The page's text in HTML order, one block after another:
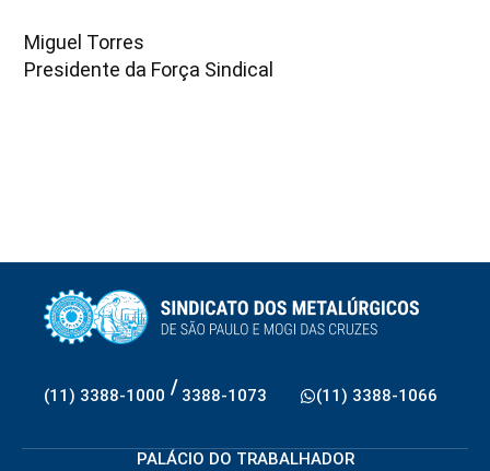
Miguel Torres
Presidente da Força Sindical
(11) 3388-1000 / 3388-1073 (11) 3388-1066
PALÁCIO DO TRABALHADOR